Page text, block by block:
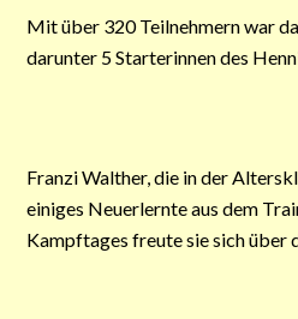
Mit über 320 Teilnehmern war
darunter 5 Starterinnen des
Franzi Walther, die in der
einiges Neuerlernte aus dem
Kampftages freute sie sich über